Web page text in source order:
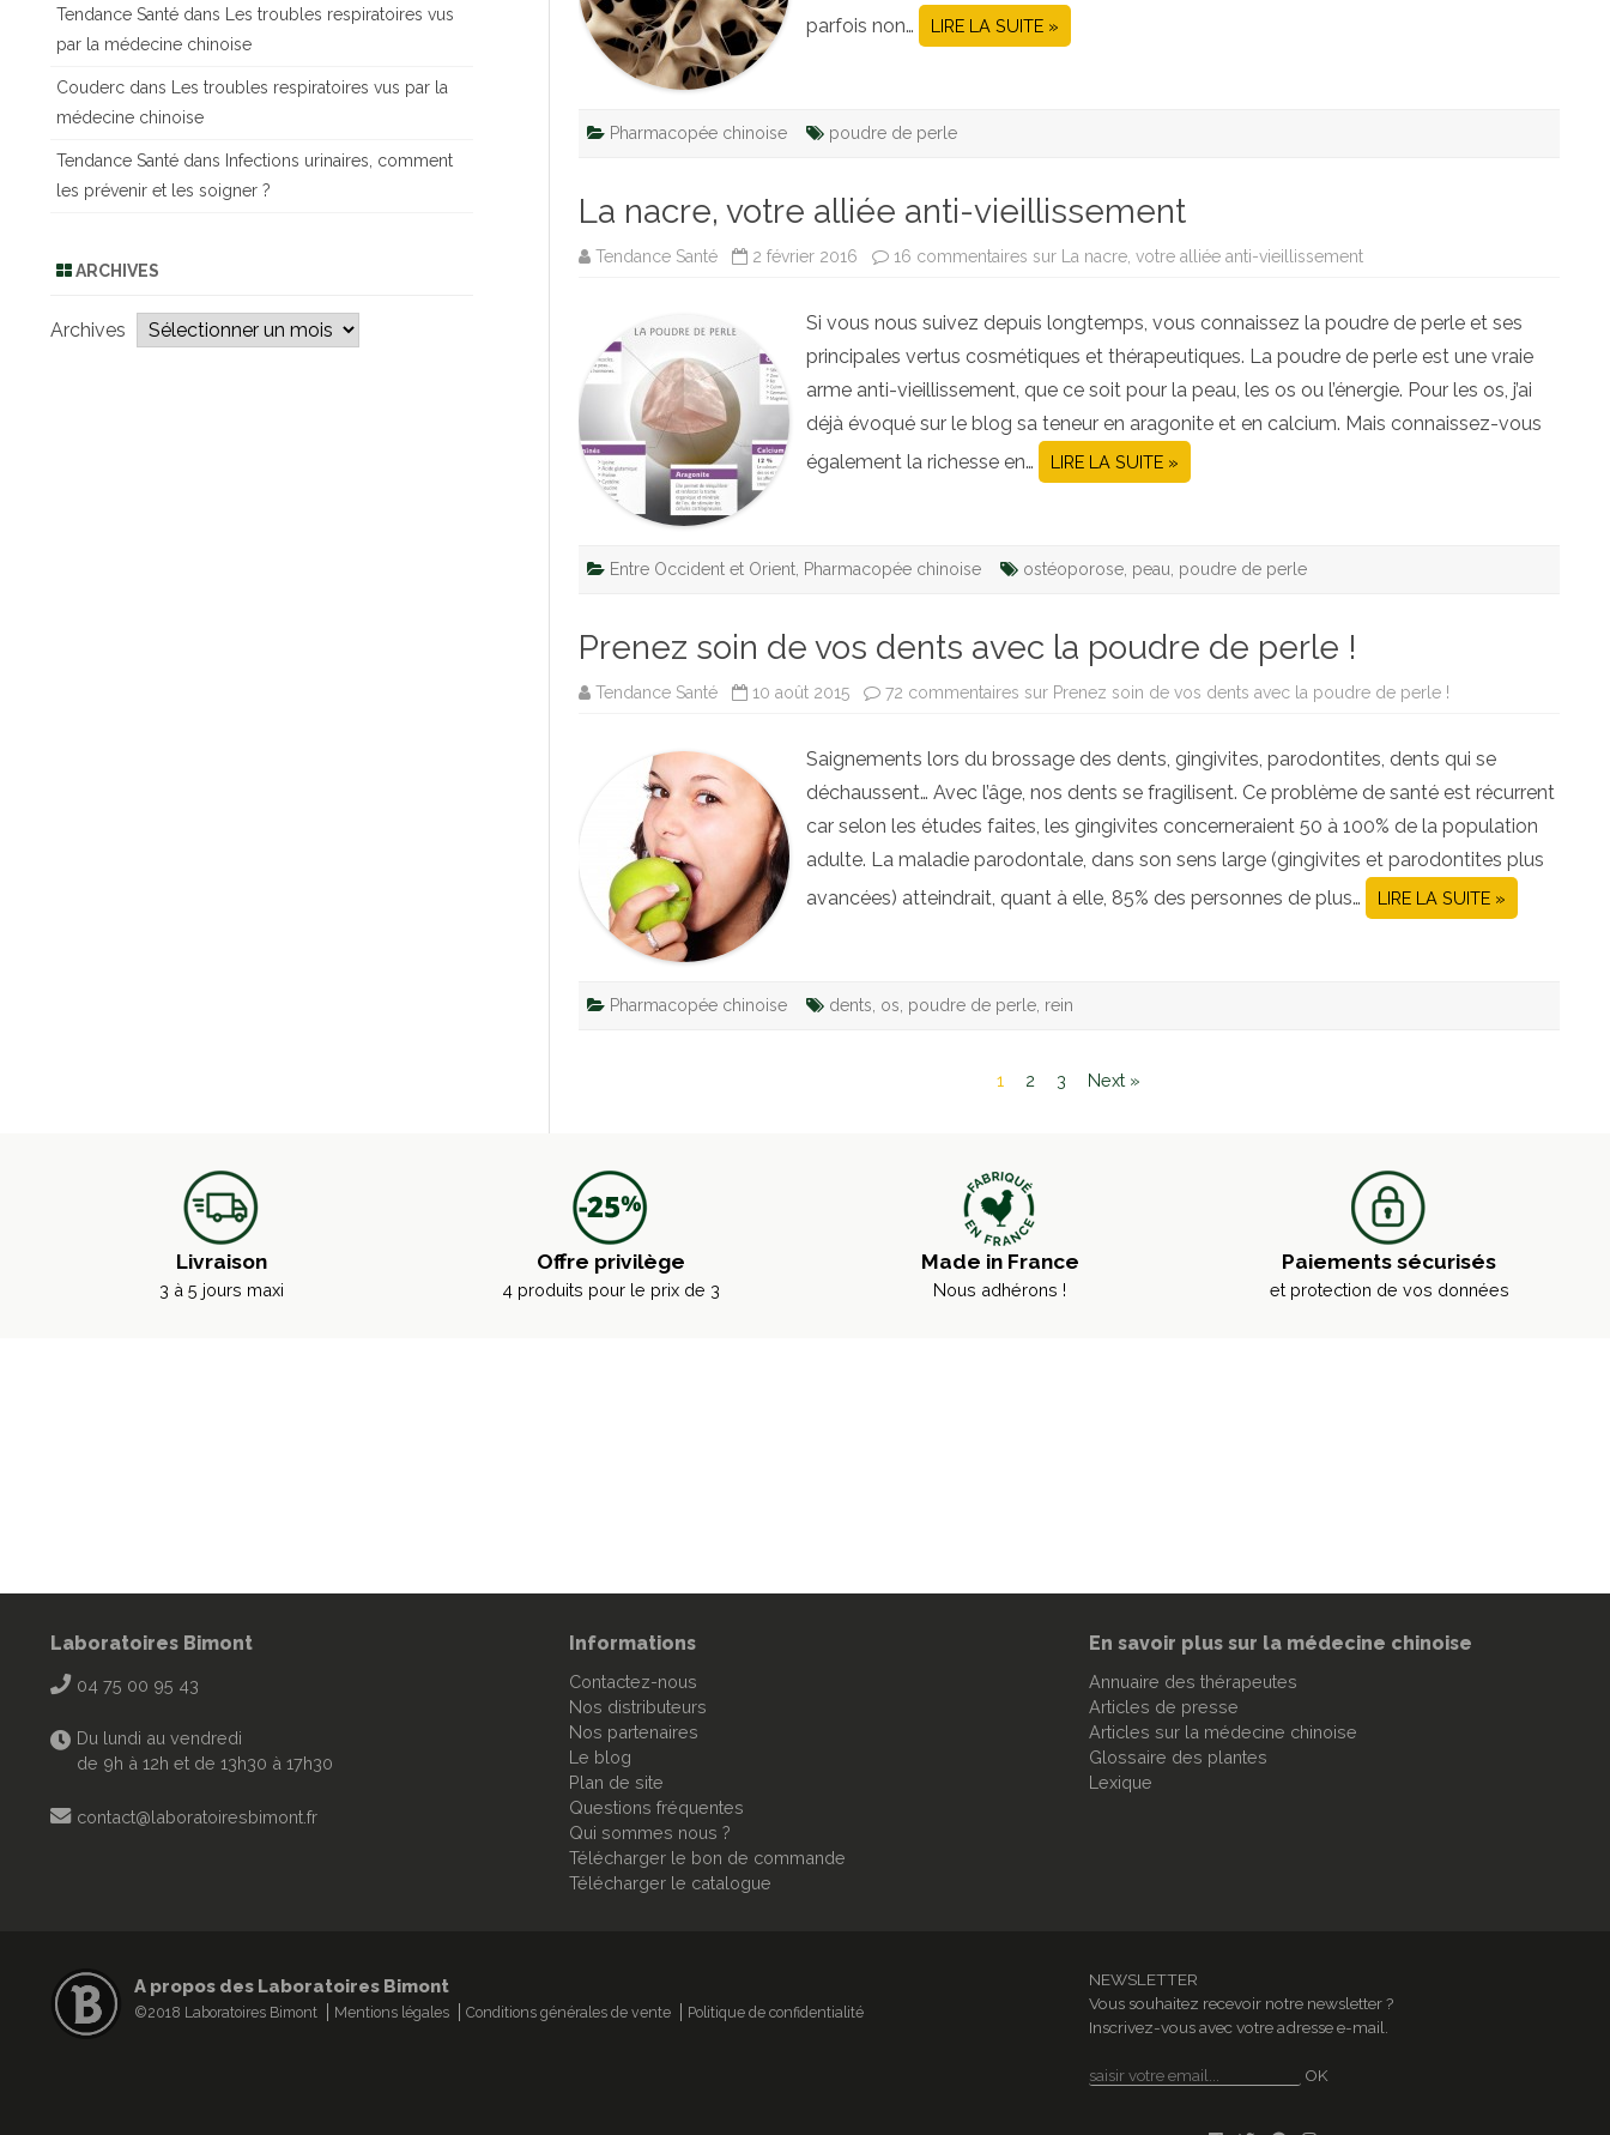
parfois non…
LIRE LA SUITE »
Pharmacopée chinoise poudre de perle
La nacre, votre alliée anti-vieillissement
Tendance Santé 2 février 2016 16 commentaires sur La nacre, votre alliée anti-vieillissement
Si vous nous suivez depuis longtemps, vous connaissez la poudre de perle et ses
principales vertus cosmétiques et thérapeutiques. La poudre de perle est une vraie
arme anti-vieillissement, que ce soit pour la peau, les os ou l’énergie. Pour les os, j’ai
déjà évoqué sur le blog sa teneur en aragonite et en calcium. Mais connaissez-vous
également la richesse en…
LIRE LA SUITE »
Entre Occident et Orient, Pharmacopée chinoise ostéoporose, peau poudre de perle
Prenez soin de vos dents avec la poudre de perle !
Tendance Santé 10 août 2015 72 commentaires sur Prenez soin de vos dents avec la poudre de perle !
Saignements lors du brossage des dents, gingivites, parodontites, dents qui se
déchaussent… Avec l’âge, nos dents se fragilisent. Ce problème de santé est récurrent
car selon les études faites, les gingivites concerneraient 50 à 100% de la population
adulte. La maladie parodontale, dans son sens large (gingivites et parodontites plus
avancées) atteindrait, quant à elle, 85% des personnes de plus…
LIRE LA SUITE »
Pharmacopée chinoise dents os poudre de perle, rein
1 2 3 Next »
Tendance Santé dans
Les troubles respiratoires vus
par la médecine chinoise
Couderc dans
Les troubles respiratoires vus par la
médecine chinoise
Tendance Santé dans Infections urinaires, comment
les prévenir et les soigner ?
ARCHIVES
Archives
Livraison
3 à 5 jours maxi
Offre privilège
4 produits pour le prix de 3
Made in France
Nous adhérons !
Paiements sécurisés
et protection de vos données
Laboratoires Bimont
04 75 00 95 43
Du lundi au vendredi
de 9h à 12h et de 13h30 à 17h30
contact@laboratoiresbimont.fr
Informations
Contactez-nous
Nos distributeurs
Nos partenaires
Le blog
Plan de site
Questions fréquentes
Qui sommes nous ?
Télécharger le bon de commande
Télécharger le catalogue
En savoir plus sur la médecine chinoise
Annuaire des thérapeutes
Articles de presse
Articles sur la médecine chinoise
Glossaire des plantes
Lexique
A propos des Laboratoires Bimont
©2018 Laboratoires Bimont Mentions légales Conditions générales de vente Politique de confidentialité
NEWSLETTER
Vous souhaitez recevoir notre newsletter ?
Inscrivez-vous avec votre adresse e-mail.
OK